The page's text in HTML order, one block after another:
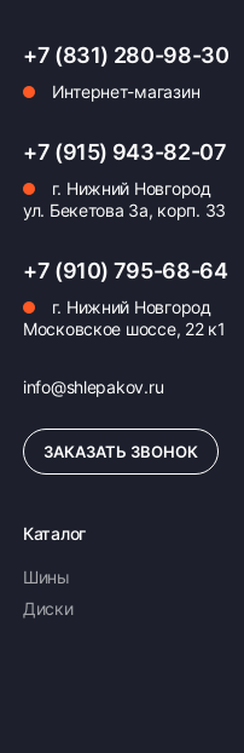
Оплата заказа
Возможна картой,
формирование
+7 (831) 280-98-30
Интернет-магазин
+7 (915) 943-82-07
г. Нижний Новгород
ул. Бекетова 3а, корп. 33
+7 (910) 795-68-64
г. Нижний Новгород
Московское шоссе, 22 к1
info@shlepakov.ru
ЗАКАЗАТЬ ЗВОНОК
Каталог
Шины
Диски